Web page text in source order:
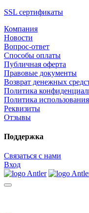
SSL сертификаты
Компания
Новости
Вопрос-ответ
Способы оплаты
Публичная оферта
Правовые документы
Возврат денежных
Политика
Политика
Реквизиты
Отзывы
Поддержка
Связаться с нами
Вход